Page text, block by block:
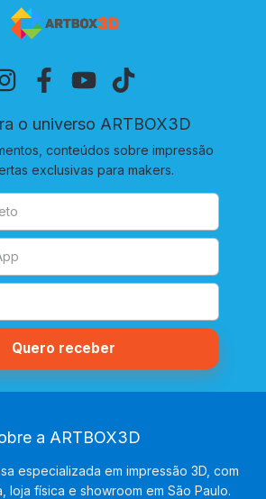
o universo ARTBOX3D
conteúdos sobre impressão
exclusivas para makers.
a ARTBOX3D
especializada em impressão 3D, com
loja física e showroom em São Paulo.